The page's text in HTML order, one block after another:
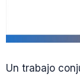
Un trabajo